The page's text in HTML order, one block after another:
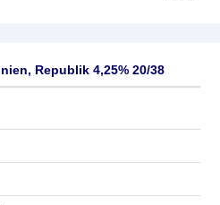
Republik 4,25% 20/38